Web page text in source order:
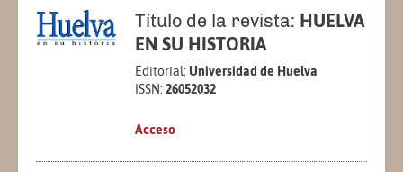
Título de la revista: HUELVA
EN SU HISTORIA
Editorial: Universidad de Huelva
ISSN: 26052032
Acceso